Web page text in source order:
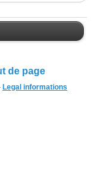
de page
Legal informations